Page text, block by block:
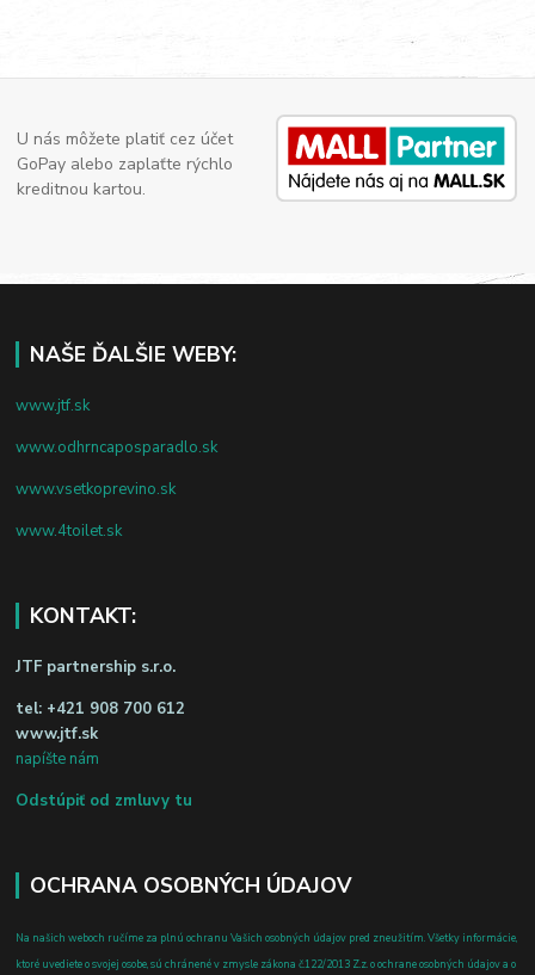
U nás môžete platiť cez účet
GoPay alebo zaplaťte rýchlo
kreditnou kartou.
NAŠE ĎALŠIE WEBY:
www.jtf.sk
www.odhrncaposparadlo.sk
www.vsetkoprevino.sk
www.4toilet.sk
KONTAKT:
JTF partnership s.r.o.
tel: +421 908 700 612
www.jtf.sk
napíšte nám
Odstúpiť od zmluvy tu
OCHRANA OSOBNÝCH ÚDAJOV
Na našich weboch ručíme za plnú ochranu Vašich osobných údajov pred zneužitím. Všetky informácie,
ktoré uvediete o svojej osobe, sú chránené v zmysle zákona č.122/2013 Z.z. o ochrane osobných údajov a o